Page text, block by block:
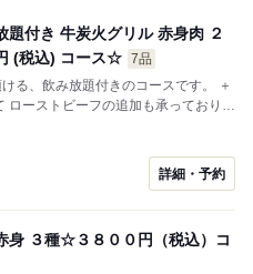
付き 牛炭火グリル 赤身肉 ２
(税込) コース☆ 7品
る、飲み放題付きのコースです。 ＋
ローストビーフの追加も承っておりま
詳細・予約
身 ３種☆３８００円（税込）コ